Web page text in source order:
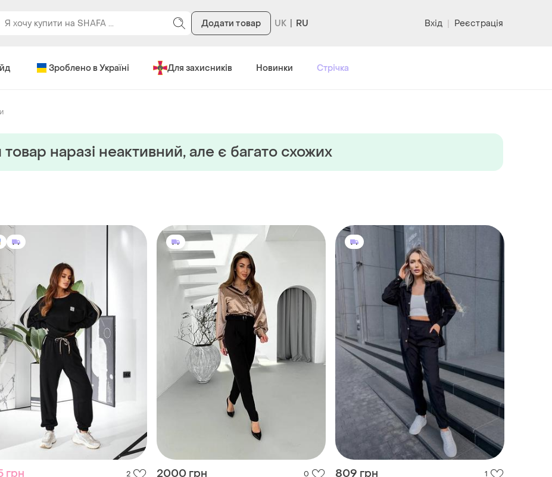
Додати товар RU Вхід | Реєстрація
Зроблено в Україні Для захисників Новинки Стрічка
наразi неактивний, але є багато схожих
грн 2 2000 грн 0 809 грн 1